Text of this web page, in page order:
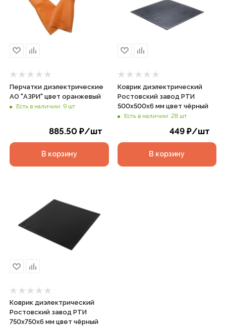
Перчатки диэлектрические
АО "АЗРИ" цвет оранжевый
Есть в наличии: 9 шт
885.50₽/шт
В корзину
Коврик диэлектрический
Ростовский завод РТИ
500х500х6 мм цвет чёрный
Есть в наличии: 28 шт
449 ₽/шт
В корзину
Коврик диэлектрический
Ростовский завод РТИ
750х750х6 мм цвет чёрный